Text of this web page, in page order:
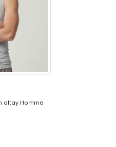
altay Homme